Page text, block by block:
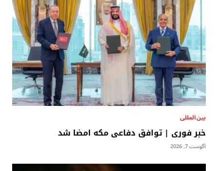
بين المللى
خبر فوری | توافق دفاعی مکه امضا شد
آگوست 7, 2026